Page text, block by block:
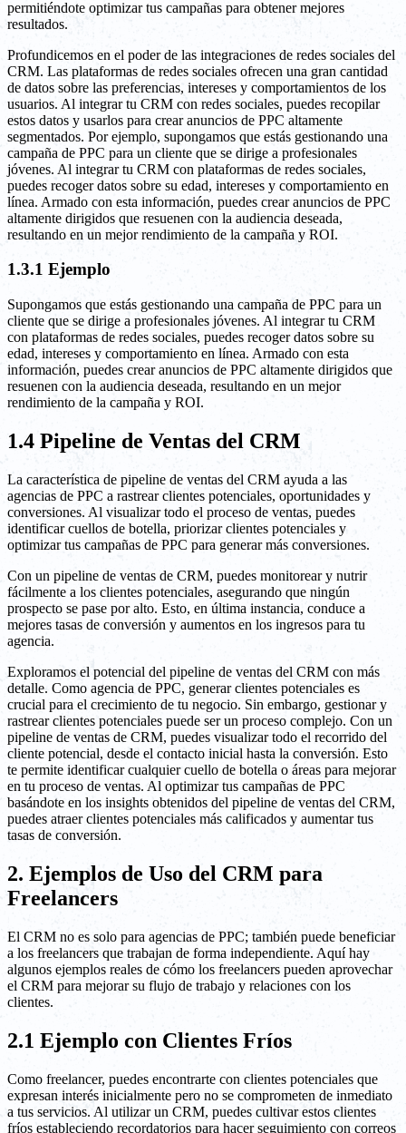
permitiéndote optimizar tus campañas para obtener mejores
resultados.
Profundicemos en el poder de las integraciones de redes sociales del
CRM. Las plataformas de redes sociales ofrecen una gran cantidad
de datos sobre las preferencias, intereses y comportamientos de los
usuarios. Al integrar tu CRM con redes sociales, puedes recopilar
estos datos y usarlos para crear anuncios de PPC altamente
segmentados. Por ejemplo, supongamos que estás gestionando una
campaña de PPC para un cliente que se dirige a profesionales
jóvenes. Al integrar tu CRM con plataformas de redes sociales,
puedes recoger datos sobre su edad, intereses y comportamiento en
línea. Armado con esta información, puedes crear anuncios de PPC
altamente dirigidos que resuenen con la audiencia deseada,
resultando en un mejor rendimiento de la campaña y ROI.
1.3.1 Ejemplo
Supongamos que estás gestionando una campaña de PPC para un
cliente que se dirige a profesionales jóvenes. Al integrar tu CRM
con plataformas de redes sociales, puedes recoger datos sobre su
edad, intereses y comportamiento en línea. Armado con esta
información, puedes crear anuncios de PPC altamente dirigidos que
resuenen con la audiencia deseada, resultando en un mejor
rendimiento de la campaña y ROI.
1.4 Pipeline de Ventas del CRM
La característica de pipeline de ventas del CRM ayuda a las
agencias de PPC a rastrear clientes potenciales, oportunidades y
conversiones. Al visualizar todo el proceso de ventas, puedes
identificar cuellos de botella, priorizar clientes potenciales y
optimizar tus campañas de PPC para generar más conversiones.
Con un pipeline de ventas de CRM, puedes monitorear y nutrir
fácilmente a los clientes potenciales, asegurando que ningún
prospecto se pase por alto. Esto, en última instancia, conduce a
mejores tasas de conversión y aumentos en los ingresos para tu
agencia.
Exploramos el potencial del pipeline de ventas del CRM con más
detalle. Como agencia de PPC, generar clientes potenciales es
crucial para el crecimiento de tu negocio. Sin embargo, gestionar y
rastrear clientes potenciales puede ser un proceso complejo. Con un
pipeline de ventas de CRM, puedes visualizar todo el recorrido del
cliente potencial, desde el contacto inicial hasta la conversión. Esto
te permite identificar cualquier cuello de botella o áreas para mejorar
en tu proceso de ventas. Al optimizar tus campañas de PPC
basándote en los insights obtenidos del pipeline de ventas del CRM,
puedes atraer clientes potenciales más calificados y aumentar tus
tasas de conversión.
2. Ejemplos de Uso del CRM para
Freelancers
El CRM no es solo para agencias de PPC; también puede beneficiar
a los freelancers que trabajan de forma independiente. Aquí hay
algunos ejemplos reales de cómo los freelancers pueden aprovechar
el CRM para mejorar su flujo de trabajo y relaciones con los
clientes.
2.1 Ejemplo con Clientes Fríos
Como freelancer, puedes encontrarte con clientes potenciales que
expresan interés inicialmente pero no se comprometen de inmediato
a tus servicios. Al utilizar un CRM, puedes cultivar estos clientes
fríos estableciendo recordatorios para hacer seguimiento con correos